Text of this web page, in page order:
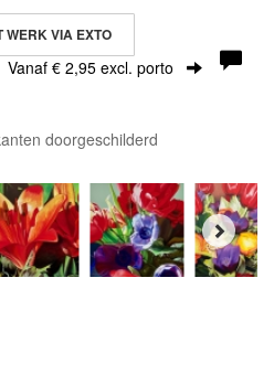
WERK VIA EXTO
Vanaf € 2,95 excl. porto
doorgeschilderd